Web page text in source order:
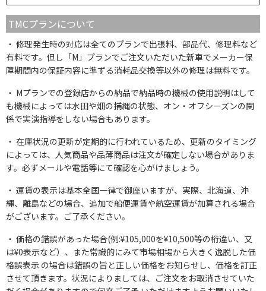
TMCプランについて
修理発生時の対応は全てのプランで出張料、部品代、修理料など
有料です。但し「M」プランでご注文いただいた新車でメーカー保
障期間内の保証内容に準ずる消耗品交換等以外の修理は無料です。
Mプランでの登録店からの納品で納品時の機械の使用説明はして
も機械によっては水田や畑の捕縄の状態、オン・オフシーズンの関
係で実演指導をしない場合もあります。
在庫状況の更新が定期的に行われているため、更新のタイミング
によっては、人気商品や品薄商品は注文が確定しない場合がありま
す。必ずメールや電話等にて確認を心がけましょう。
運賃の表示は基本全国一律で御座いますが、実際、北海道、沖
縄、離島などの場合、追加で船便運賃や航空運賃が加算される場合
がございます。ご了承ください。
価格の錯誤があった場合(例:¥105,000を¥10,500等の桁違い、又
は¥0表示など）、また常識的にみて市場相場から大きく逸脱した価
格誤表示 の場合は錯誤の旨と正しい価格をお知らせし、価格を訂正
させて頂きます。状況によりましては、ご注文をお取消させていた